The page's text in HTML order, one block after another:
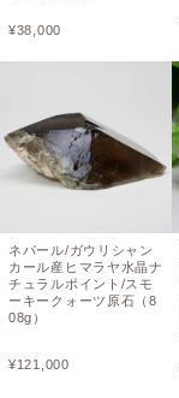
¥38,000
ネパール/ガウリシャン
カール産ヒマラヤ水晶ナ
チュラルポイント/スモ
ーキークォーツ原石（8
08g）
¥121,000